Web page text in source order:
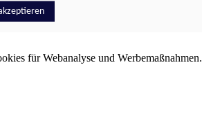
für Webanalyse und Werbemaßnahmen.